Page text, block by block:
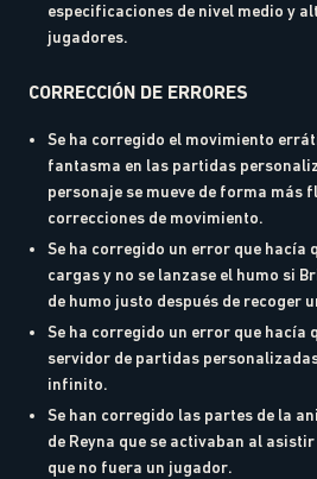
especificaciones de nivel medio y
jugadores.
CORRECCIÓN DE ERRORES
Se ha corregido el movimiento
fantasma en las partidas
personaje se mueve de forma más
correcciones de movimiento.
Se ha corregido un error que hacía
cargas y no se lanzase el humo si
de humo justo después de recoger
Se ha corregido un error que hacía
servidor de partidas
infinito.
Se han corregido las partes de la
de Reyna que se activaban al
que no fuera un jugador.